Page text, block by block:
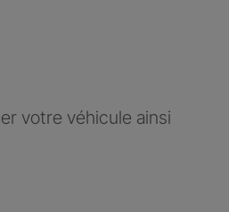
votre véhicule ainsi